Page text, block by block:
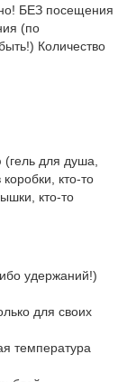
БЕЗ посещения
(по
Количество
для душа,
кто-то
кто-то
удержаний!)
для своих
температура